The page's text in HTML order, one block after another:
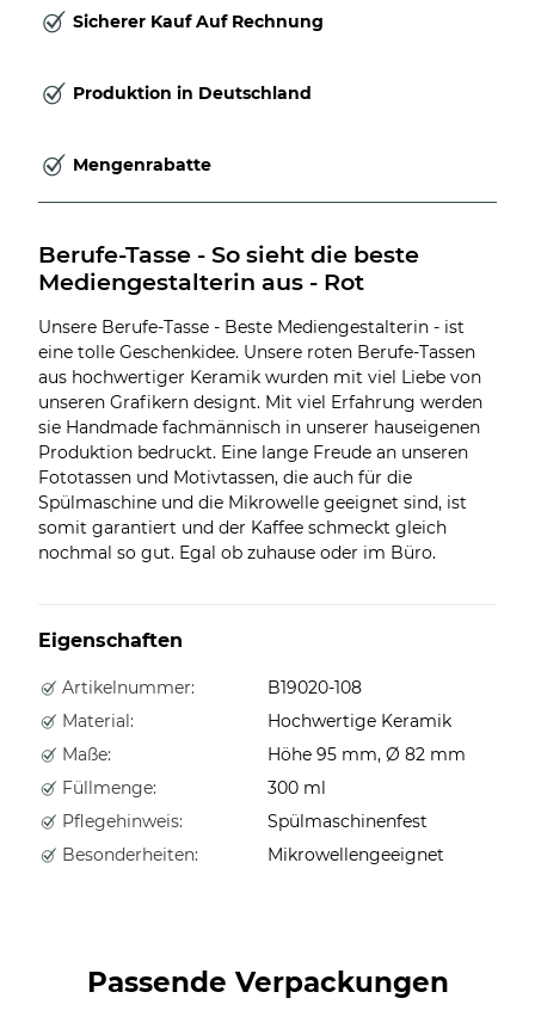
Sicherer Kauf Auf Rechnung
Produktion in Deutschland
Mengenrabatte
Berufe-Tasse - So sieht die beste
Mediengestalterin aus - Rot
Unsere Berufe-Tasse - Beste Mediengestalterin - ist
eine tolle Geschenkidee. Unsere roten Berufe-Tassen
aus hochwertiger Keramik wurden mit viel Liebe von
unseren Grafikern designt. Mit viel Erfahrung werden
sie Handmade fachmännisch in unserer hauseigenen
Produktion bedruckt. Eine lange Freude an unseren
Fototassen und Motivtassen, die auch für die
Spülmaschine und die Mikrowelle geeignet sind, ist
somit garantiert und der Kaffee schmeckt gleich
nochmal so gut. Egal ob zuhause oder im Büro.
Eigenschaften
Artikelnummer:
B19020-108
Material:
Hochwertige Keramik
Maße:
Höhe 95 mm, Ø 82 mm
Füllmenge:
300 ml
Pflegehinweis:
Spülmaschinenfest
Besonderheiten:
Mikrowellengeeignet
Passende Verpackungen